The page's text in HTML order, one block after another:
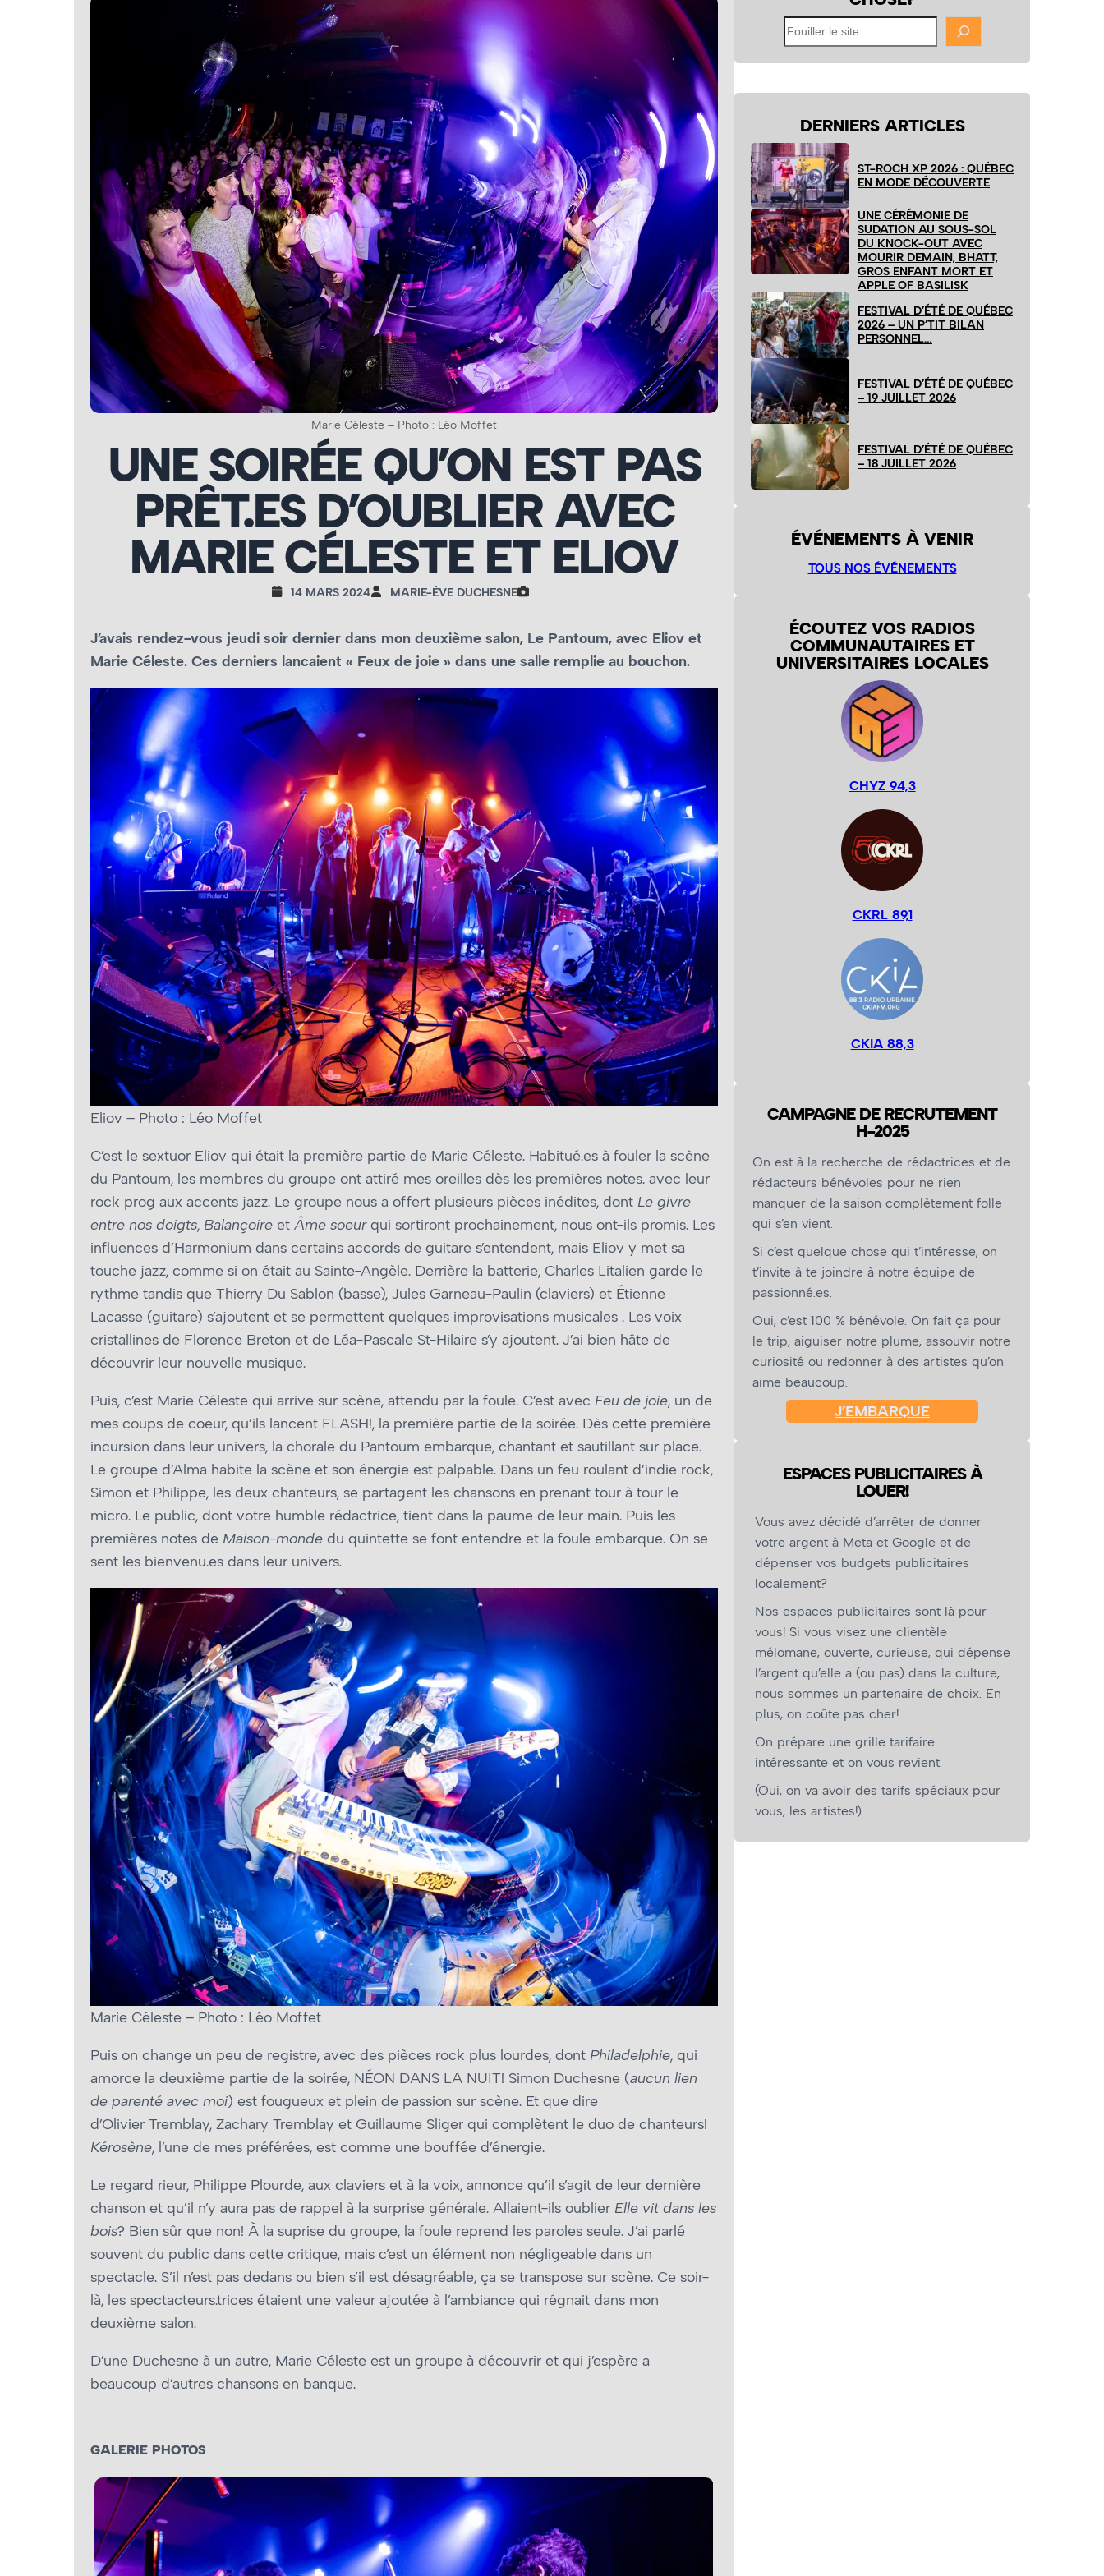
Marie Céleste – Photo : Léo Moffet
UNE SOIRÉE QU’ON EST PAS
PRÊT.ES D’OUBLIER AVEC
MARIE CÉLESTE ET ELIOV
14 MARS 2024 MARIE-ÈVE DUCHESNE
J’avais rendez-vous jeudi soir dernier dans mon deuxième salon, Le Pantoum, avec Eliov et
Marie Céleste. Ces derniers lancaient « Feux de joie » dans une salle remplie au bouchon.
Eliov – Photo : Léo Moffet
C’est le sextuor Eliov qui était la première partie de Marie Céleste. Habitué.es à fouler la scène
du Pantoum, les membres du groupe ont attiré mes oreilles dès les premières notes. avec leur
rock prog aux accents jazz. Le groupe nous a offert plusieurs pièces inédites, dont Le givre
entre nos doigts, Balançoire et Âme soeurqui sortiront prochainement, nous ont-ils promis. Les
influences d’Harmonium dans certains accords de guitare s’entendent, mais Eliov y met sa
touche jazz, comme si on était au Sainte-Angèle. Derrière la batterie, Charles Litalien garde le
rythme tandis que Thierry Du Sablon (basse), Jules Garneau-Paulin (claviers) et Étienne
Lacasse (guitare) s’ajoutent et se permettent quelques improvisations musicales . Les voix
cristallines de Florence Breton et de Léa-Pascale St-Hilaire s’y ajoutent. J’ai bien hâte de
découvrir leur nouvelle musique.
Puis, c’est Marie Céleste qui arrive sur scène, attendu par la foule. C’est avec Feu de joie, un de
mes coups de coeur, qu’ils lancent FLASH!, la première partie de la soirée. Dès cette première
incursion dans leur univers, la chorale du Pantoum embarque, chantant et sautillant sur place.
Le groupe d’Alma habite la scène et son énergie est palpable. Dans un feu roulant d’indie rock,
Simon et Philippe, les deux chanteurs, se partagent les chansons en prenant tour à tour le
micro. Le public, dont votre humble rédactrice, tient dans la paume de leur main. Puis les
premières notes de Maison-monde du quintette se font entendre et la foule embarque. On se
sent les bienvenu.es dans leur univers.
Marie Céleste – Photo : Léo Moffet
Puis on change un peu de registre, avec des pièces rock plus lourdes, dont Philadelphie, qui
amorce la deuxième partie de la soirée, NÉON DANS LA NUIT! Simon Duchesne (aucun lien
de parenté avec moi) est fougueux et plein de passion sur scène. Et que dire
d’Olivier Tremblay, Zachary Tremblay et Guillaume Sliger qui complètent le duo de chanteurs!
Kérosène, l’une de mes préférées, est comme une bouffée d’énergie.
Le regard rieur, Philippe Plourde, aux claviers et à la voix, annonce qu’il s’agit de leur dernière
chanson et qu’il n’y aura pas de rappel à la surprise générale. Allaient-ils oublier Elle vit dans les
bois? Bien sûr que non! À la suprise du groupe, la foule reprend les paroles seule. J’ai parlé
souvent du public dans cette critique, mais c’est un élément non négligeable dans un
spectacle. S’il n’est pas dedans ou bien s’il est désagréable, ça se transpose sur scène. Ce soir-
là, les spectacteurs.trices étaient une valeur ajoutée à l’ambiance qui régnait dans mon
deuxième salon.
D’une Duchesne à un autre, Marie Céleste est un groupe à découvrir et qui j’espère a
beaucoup d’autres chansons en banque.
GALERIE PHOTOS
Fouiller
le
site
DERNIERS ARTICLES
ST-ROCH XP 2026 : QUÉBEC
EN MODE DÉCOUVERTE
UNE CÉRÉMONIE DE
SUDATION AU SOUS-SOL
DU KNOCK-OUT AVEC
MOURIR DEMAIN, BHATT,
GROS ENFANT MORT ET
APPLE OF BASILISK
FESTIVAL D’ÉTÉ DE QUÉBEC
2026 – UN P’TIT BILAN
PERSONNEL…
FESTIVAL D’ÉTÉ DE QUÉBEC
– 19 JUILLET 2026
FESTIVAL D’ÉTÉ DE QUÉBEC
– 18 JUILLET 2026
ÉVÉNEMENTS À VENIR
TOUS NOS ÉVÉNEMENTS
ÉCOUTEZ VOS RADIOS
COMMUNAUTAIRES ET
UNIVERSITAIRES LOCALES
CHYZ 94,3
CKRL 89,1
CKIA 88,3
CAMPAGNE DE RECRUTEMENT
H-2025
On est à la recherche de rédactrices et de
rédacteurs bénévoles pour ne rien
manquer de la saison complètement folle
qui s’en vient.
Si c’est quelque chose qui t’intéresse, on
t’invite à te joindre à notre équipe de
passionné.es.
Oui, c’est 100 % bénévole. On fait ça pour
le trip, aiguiser notre plume, assouvir notre
curiosité ou redonner à des artistes qu’on
aime beaucoup.
J’EMBARQUE
ESPACES PUBLICITAIRES À
LOUER!
Vous avez décidé d’arrêter de donner
votre argent à Meta et Google et de
dépenser vos budgets publicitaires
localement?
Nos espaces publicitaires sont là pour
vous! Si vous visez une clientèle
mélomane, ouverte, curieuse, qui dépense
l’argent qu’elle a (ou pas) dans la culture,
nous sommes un partenaire de choix. En
plus, on coûte pas cher!
On prépare une grille tarifaire
intéressante et on vous revient.
(Oui, on va avoir des tarifs spéciaux pour
vous, les artistes!)